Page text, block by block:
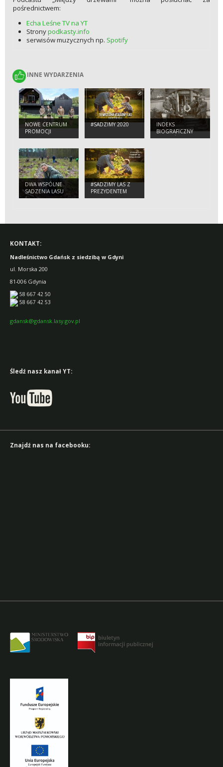
pośrednictwem:
Echa Leśne TV na YT
Stronypodkasty.info
serwisów muzycznych np. Spotify
INNE WYDARZENIA
INNE WYDARZENIA
NOWE CENTRUM
PROMOCJI
DREWNA
GDAŃSK W LEŚNYM
OGRODZIE
BOTANICZNYM W
GDYNI
#SADZIMY 2020
INDEKS
BIOGRAFICZNY
LEŚNIKÓW
DWA WSPÓLNE
SADZENIA LASU
#SADZIMY LAS Z
PREZYDENTEM
ANDRZEJEM DUDĄ
KONTAKT:
Nadleśnictwo Gdańsk z siedzibą w Gdyni
ul. Morska 200
81-006 Gdynia
58 667 42 50
58 667 42 53
gdansk@gdansk.lasy.gov.pl
Śledź nasz kanał YT:
Znajdź nas na facebooku: